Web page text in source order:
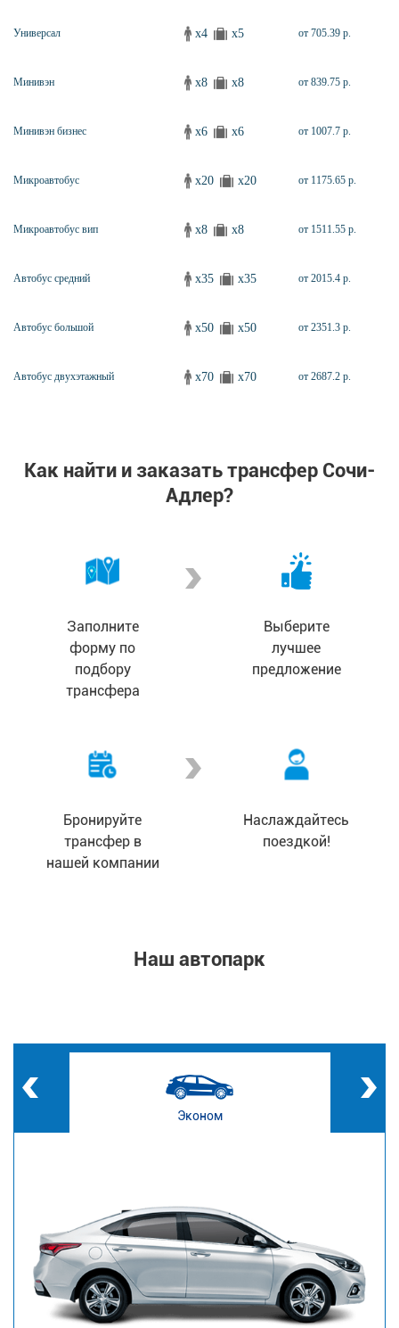
Универсал x4 x5 от 705.39 р.
Минивэн x8 x8 от 839.75 р.
Минивэн бизнес x6 x6 от 1007.7 р.
Микроавтобус x20 x20 от 1175.65 р.
Микроавтобус вип x8 x8 от 1511.55 р.
Автобус средний x35 x35 от 2015.4 р.
Автобус большой x50 x50 от 2351.3 р.
Автобус двухэтажный x70 x70 от 2687.2 р.
Как найти и заказать трансфер Сочи-
Адлер?
Заполните
форму по
подбору
трансфера
Выберите
лучшее
предложение
Бронируйте
трансфер в
нашей компании
Наслаждайтесь
поездкой!
Наш автопарк
Эконом